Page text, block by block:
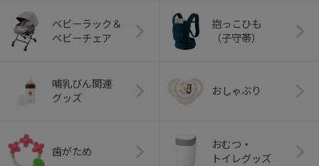
ベビーラック＆
ベビーチェア
抱っこひも
（子守帯）
哺乳びん関連
グッズ
おしゃぶり
歯がため
おむつ・
トイレグッズ